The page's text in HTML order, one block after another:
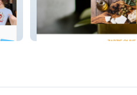
Z Olive Oil